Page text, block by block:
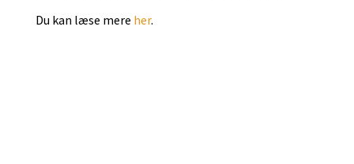
Du kan læse mere her.